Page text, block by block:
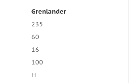
Grenlander
235
60
16
100
H